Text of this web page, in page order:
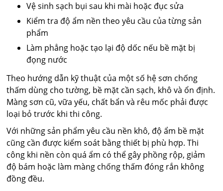
Vệ sinh sạch bụi sau khi mài hoặc đục sửa
Kiểm tra độ ẩm nền theo yêu cầu của từng sản
phẩm
Làm phẳng hoặc tạo lại độ dốc nếu bề mặt bị
đọng nước
Theo hướng dẫn kỹ thuật của một số hệ sơn chống
thấm dùng cho tường, bề mặt cần sạch, khô và ổn định.
Màng sơn cũ, vữa yếu, chất bẩn và rêu mốc phải được
loại bỏ trước khi thi công.
Với những sản phẩm yêu cầu nền khô, độ ẩm bề mặt
cũng cần được kiểm soát bằng thiết bị phù hợp. Thi
công khi nền còn quá ẩm có thể gây phồng rộp, giảm
độ bám hoặc làm màng chống thấm đóng rắn không
đồng đều.